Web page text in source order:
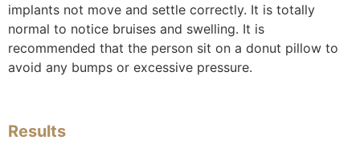
implants not move and settle correctly. It is totally
normal to notice bruises and swelling. It is
recommended that the person sit on a donut pillow to
avoid any bumps or excessive pressure.
Results